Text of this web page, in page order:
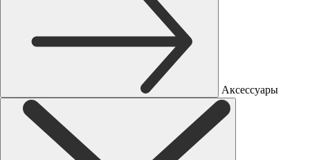
Аксессуары